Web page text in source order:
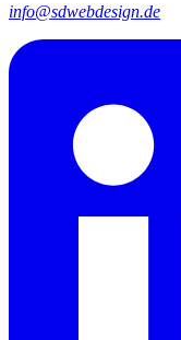
info@sdwebdesign.de